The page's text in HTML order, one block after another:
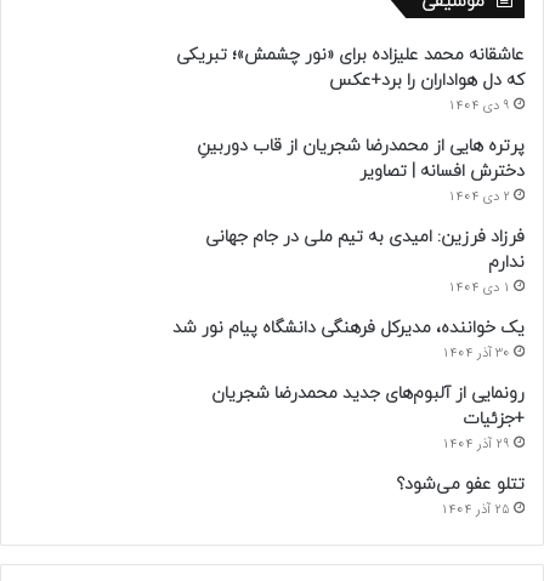
عاشقانه محمد علیزاده برای «نور چشمش»؛ تبریکی
که دل هواداران را برد+عکس
9 دی 1404
پرتره هایی از محمدرضا شجریان از قاب دوربینِ
دخترش افسانه | تصاویر
2 دی 1404
فرزاد فرزین: امیدی به تیم ملی در جام جهانی
ندارم
1 دی 1404
یک خواننده، مدیرکل فرهنگی دانشگاه پیام نور شد
30 آذر 1404
رونمایی از آلبوم‌های جدید محمدرضا شجریان
+جزئیات
29 آذر 1404
تتلو عفو می‌شود؟
25 آذر 1404